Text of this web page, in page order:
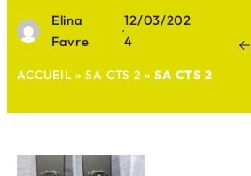
Elina
Favre
·
12/03/202
4
ACCUEIL » SA CTS 2 » SA CTS 2